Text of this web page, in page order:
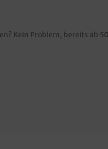
Kein Problem, bereits ab